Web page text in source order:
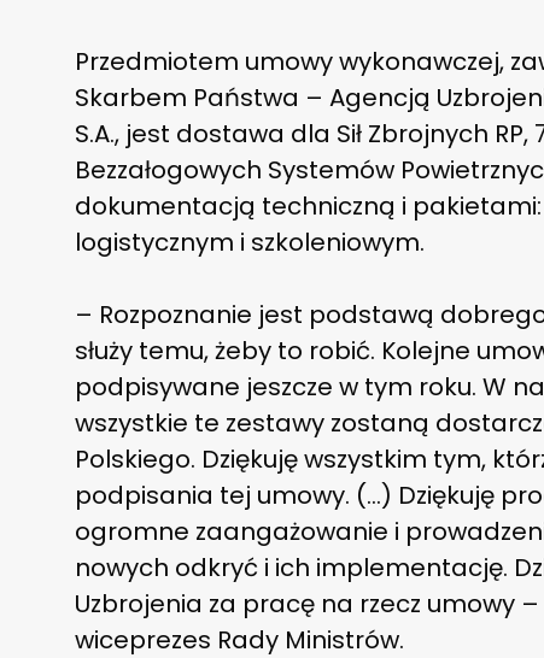
Przedmiotem umowy wykonawczej,
Skarbem Państwa – Agencją
S.A., jest dostawa dla Sił Zbrojnych RP,
Bezzałogowych Systemów
dokumentacją techniczną i
logistycznym i szkoleniowym.
– Rozpoznanie jest podstawą
służy temu, żeby to robić. Kolejne
podpisywane jeszcze w tym roku. W
wszystkie te zestawy zostaną
Polskiego. Dziękuję wszystkim tym,
podpisania tej umowy. (…) Dziękuję
ogromne zaangażowanie i
nowych odkryć i ich implementację.
Uzbrojenia za pracę na rzecz umowy –
wiceprezes Rady Ministrów.